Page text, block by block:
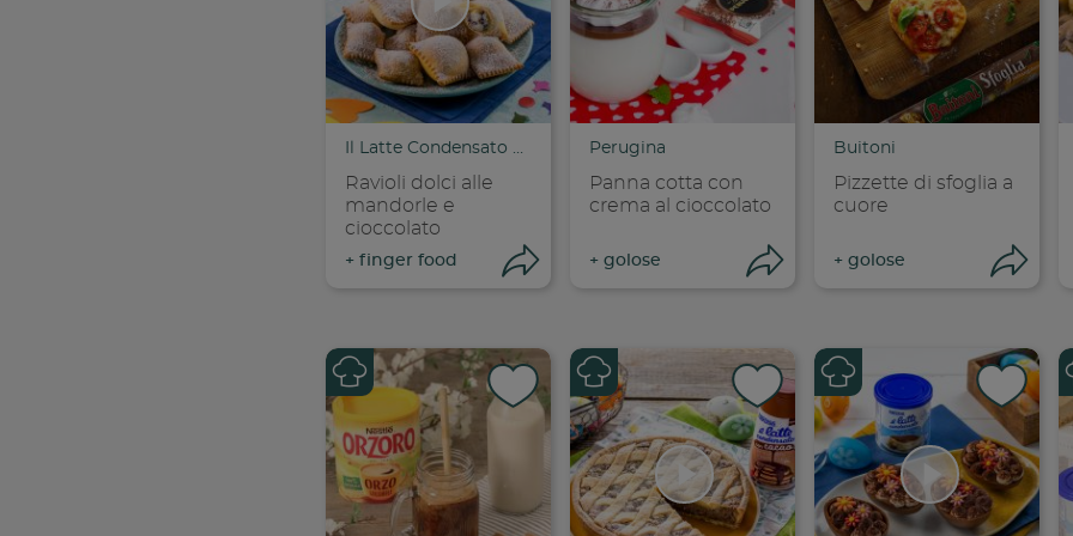
Condividi su
Copia link
Condividi su
Copia link
Il Latte Condensato Nestlé
Ravioli dolci alle
mandorle e
cioccolato
+ finger food Apri condivisione
Condividi su
Perugina
Panna cotta con
crema al cioccolato
+ golose Apri condivisione
Condividi su
Buitoni
Pizzette di sfoglia a
cuore
+ golose